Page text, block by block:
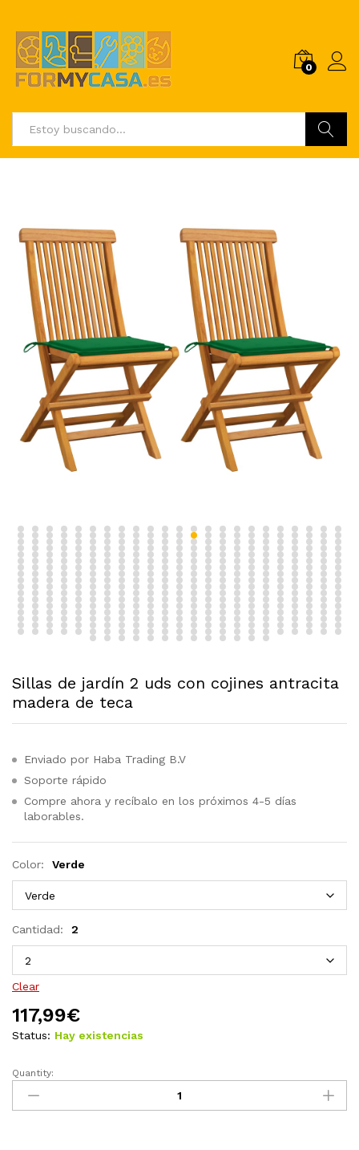
0
Sillas de jardín 2 uds con cojines antracita
madera de teca
Enviado por Haba Trading B.V
Soporte rápido
Compre ahora y recíbalo en los próximos 4-5 días
laborables.
Color: Verde
Cantidad: 2
Clear
117,99€
Status: Hay existencias
Sillas
jardín
Quantity: